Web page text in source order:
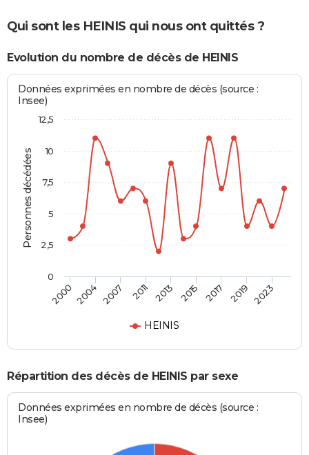
Qui sont les HEINIS qui nous ont quittés ?
Evolution du nombre de décès de HEINIS
Personnes décédées
Données exprimées en nombre de décès (source :
Insee)
HEINIS
2000 2004 2007 2011 2013 2015 2017 2019 2023
0
2,5
5
7,5
10
12,5
Répartition des décès de HEINIS par sexe
Données exprimées en nombre de décès (source :
Insee)